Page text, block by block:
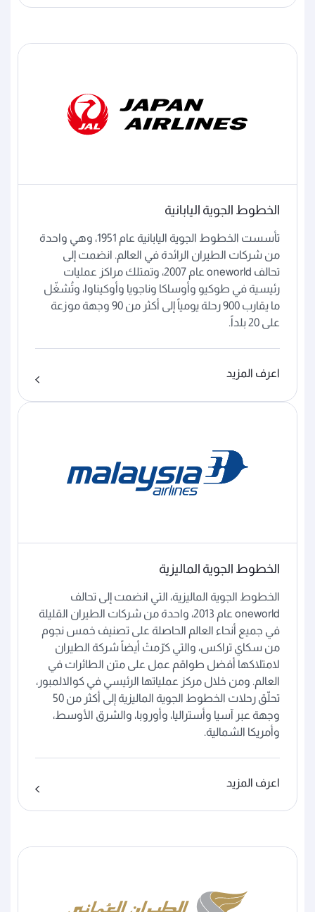
الخطوط الجوية اليابانية
تأسست الخطوط الجوية اليابانية عام 1951، وهي واحدة
من شركات الطيران الرائدة في العالم. انضمت إلى
تحالف oneworld عام 2007، وتمتلك مراكز عمليات
رئيسية في طوكيو وأوساكا وناجويا وأوكيناوا، وتُشغّل
ما يقارب 900 رحلة يومياً إلى أكثر من 90 وجهة موزعة
على 20 بلداً.
اعرف المزيد
الخطوط الجوية الماليزية
الخطوط الجوية الماليزية، التي انضمت إلى تحالف
oneworld عام 2013، واحدة من شركات الطيران القليلة
في جميع أنحاء العالم الحاصلة على تصنيف خمس نجوم
من سكاي تراكس، والتي كرّمتْ أيضاً شركة الطيران
لامتلاكها أفضل طواقم عمل على متن الطائرات في
العالم. ومن خلال مركز عملياتها الرئيسي في كوالالمبور،
تحلّق رحلات الخطوط الجوية الماليزية إلى أكثر من 50
وجهة عبر آسيا وأستراليا، وأوروبا، والشرق الأوسط،
وأمريكا الشمالية.
اعرف المزيد